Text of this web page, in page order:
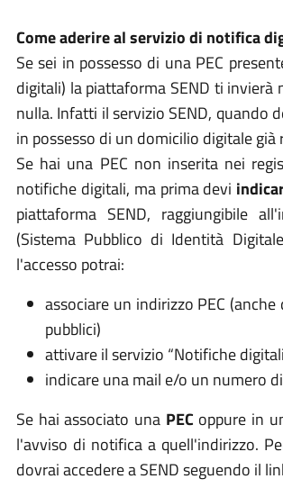
Come aderire al servizio di notifica
Se sei in possesso di una PEC
digitali) la piattaforma SEND ti
nulla. Infatti il servizio SEND, quando
in possesso di un domicilio digitale
Se hai una PEC non inserita nei
notifiche digitali, ma prima devi
piattaforma SEND, raggiungibile
(Sistema Pubblico di Identità
l'accesso potrai:
associare un indirizzo PEC
pubblici)
attivare il servizio “Notifiche
indicare una mail e/o un numero
Se hai associato una PEC oppure in
l'avviso di notifica a quell'indirizzo.
dovrai accedere a SEND seguendo il